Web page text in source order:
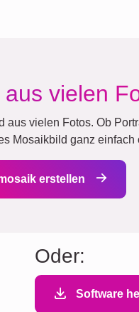
vielen
vielen Fotos. Ob
Mosaikbild ganz einfach
erstellen
Oder:
Software